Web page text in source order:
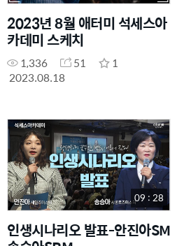
2023년 8월 애터미 석세스아
카데미 스케치
1,336 51
1
2023.08.18
09 : 28
인생시나리오 발표-안진아SM